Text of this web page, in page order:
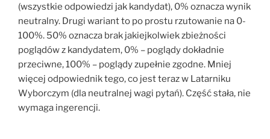
(wszystkie odpowiedzi jak kandydat), 0% oznacza wynik
neutralny. Drugi wariant to po prostu rzutowanie na 0-
100%. 50% oznacza brak jakiejkolwiek zbieżności
poglądów z kandydatem, 0% – poglądy dokładnie
przeciwne, 100% – poglądy zupełnie zgodne. Mniej
więcej odpowiednik tego, co jest teraz w Latarniku
Wyborczym (dla neutralnej wagi pytań). Część stała, nie
wymaga ingerencji.